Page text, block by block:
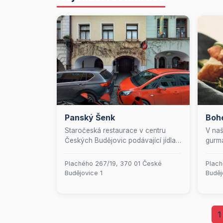
Panský Šenk
Staročeská restaurace v centru
Českých Budějovic podávající jídla
salónek, venkovní zahrádka.
Plachého 267/19, 370 01 České
Budějovice 1
V
či 1